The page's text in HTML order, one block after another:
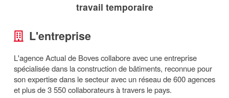
travail temporaire
L'entreprise
L'agence Actual de Boves collabore avec une entreprise
spécialisée dans la construction de bâtiments, reconnue pour
son expertise dans le secteur avec un réseau de 600 agences
et plus de 3 550 collaborateurs à travers le pays.